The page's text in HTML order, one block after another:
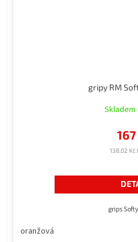
gripy RM
Skladem
138,02 Kč
grips
oranžová